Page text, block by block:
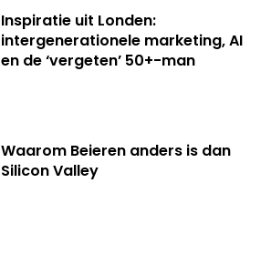
Inspiratie uit Londen:
intergenerationele marketing, AI
en de ‘vergeten’ 50+-man
Waarom Beieren anders is dan
Silicon Valley